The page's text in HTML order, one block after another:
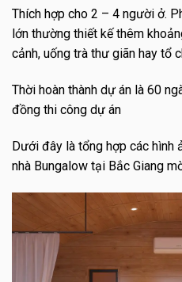
Thích hợp cho 2 – 4 người ở.
lớn thường thiết kế thêm
cảnh, uống trà thư giãn hay tổ
Thời hoàn thành dự án là 60
đồng thi công dự án
Dưới đây là tổng hợp các hình
nhà Bungalow tại Bắc Giang